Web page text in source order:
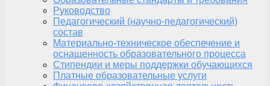
Руководство
Педагогический (научно-педагогический)
состав
Материально-техническое обеспечение и
оснащенность образовательного процесса
Стипендии и меры поддержки обучающихся
Платные образовательные услуги